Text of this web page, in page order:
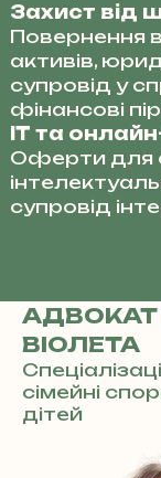
Захист від
Повернення
активів,
супровід у
фінансові
IT та
Оферти для
супровід
АДВОКАТ
ВІОЛЕТА
сімейні
дітей